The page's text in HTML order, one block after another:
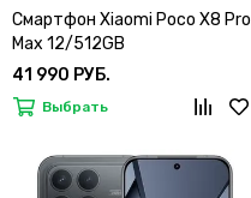
Смартфон Xiaomi Poco X8 Pro
Max 12/512GB
41 990 РУБ.
Выбрать